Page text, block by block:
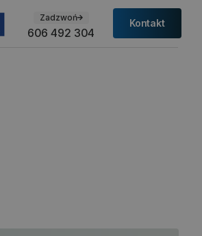
Zadzwoń
606 492 304
Kontakt